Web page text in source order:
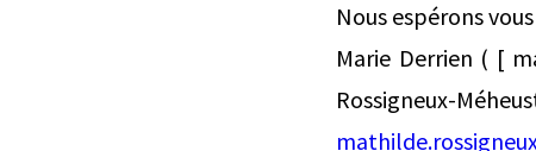
Nous espérons
Marie Derrien ( [
Rossigneux-